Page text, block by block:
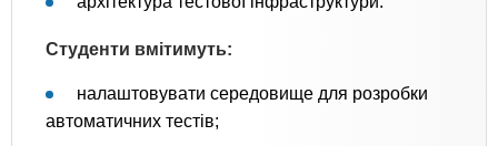
Студенти вмітимуть:
налаштовувати середовище для розробки
автоматичних тестів;